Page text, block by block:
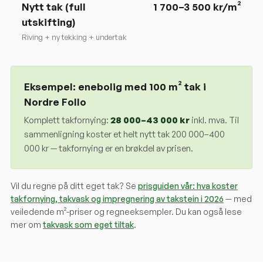
Nytt tak (full
utskifting)
Riving + ny tekking + undertak
1 700–3 500 kr/m²
Eksempel: enebolig med 100 m² tak i
Nordre Follo
Komplett takfornying: 28 000–43 000 kr inkl. mva. Til
sammenligning koster et helt nytt tak 200 000–400
000 kr — takfornying er en brøkdel av prisen.
Vil du regne på ditt eget tak? Se prisguiden vår: hva koster
takfornying, takvask og impregnering av takstein i 2026 — med
veiledende m²-priser og regneeksempler. Du kan også lese
mer om takvask som eget tiltak.